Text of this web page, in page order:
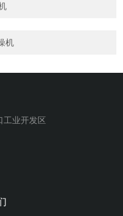
机
工业开发区